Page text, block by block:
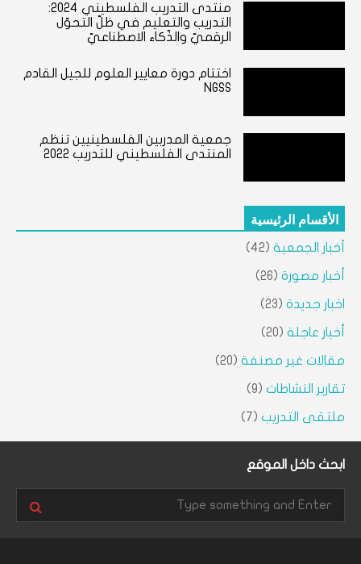
منتدى التدريب الفلسطيني ٢٠٢٤:
التدريب والتعليم في ظلّ التحوّل
الرقميّ والذّكاء الاصطناعيّ
اختتام دورة معايير العلوم للجيل القادم
NGSS
جمعية المدربين الفلسطينيين تنظم
المنتدى الفلسطيني للتدريب 2022
الأقسام الرئيسية
أخبار الجمعية (42)
أخبار مصورة (26)
اخبار جديدة (23)
أخبار عاجلة (20)
مقالات غير مصنفة (20)
تقارير النشاطات (9)
ملتقى التدريب (7)
ابحث داخل الموقع